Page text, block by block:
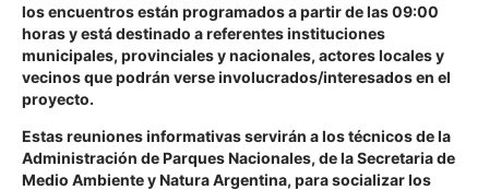
los encuentros están programados a partir de las 09:00
horas y está destinado a referentes instituciones
municipales, provinciales y nacionales, actores locales y
vecinos que podrán verse involucrados/interesados en el
proyecto.
Estas reuniones informativas servirán a los técnicos de la
Administración de Parques Nacionales, de la Secretaria de
Medio Ambiente y Natura Argentina, para socializar los